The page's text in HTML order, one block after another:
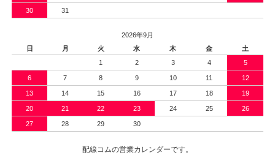
30 31
2026年9月
日
月 火 水 木 金
土
1
2 3 4 5
6 7 8 9 10 11 12
13 14 15 16 17 18 19
20 21 22 23 24 25 26
27 28 29 30
配線コムの営業カレンダーです。